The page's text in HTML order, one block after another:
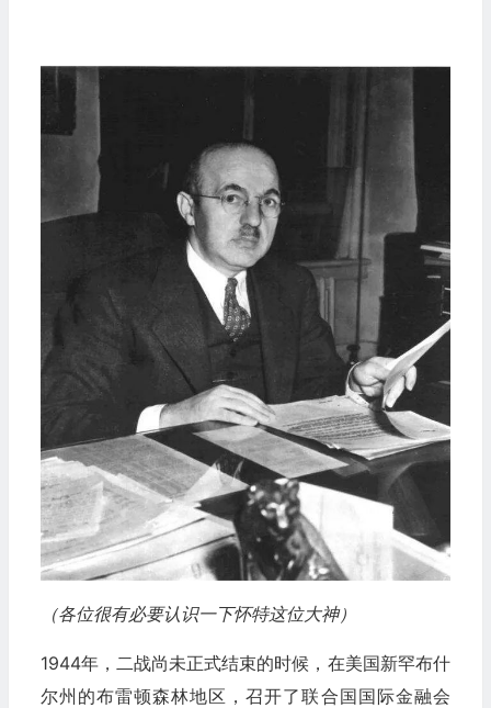
（各位很有必要认识一下怀特这位大神）
1944年，二战尚未正式结束的时候，在美国新罕布什
尔州的布雷顿森林地区，召开了联合国国际金融会